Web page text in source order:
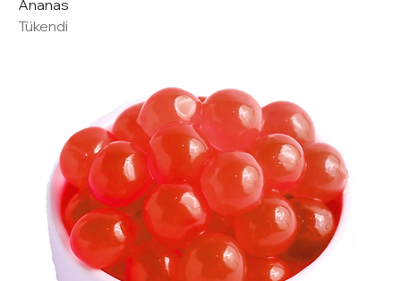
Ananas
Tükendi